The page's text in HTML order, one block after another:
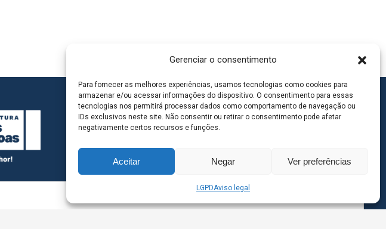
Gerenciar o consentimento
Para fornecer as melhores experiências, usamos tecnologias como cookies para
armazenar e/ou acessar informações do dispositivo. O consentimento para essas
tecnologias nos permitirá processar dados como comportamento de navegação ou
IDs exclusivos neste site. Não consentir ou retirar o consentimento pode afetar
negativamente certos recursos e funções.
Aceitar Negar Ver preferências
LGPDAviso legal